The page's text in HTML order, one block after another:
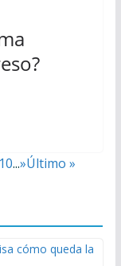
10...»Último »